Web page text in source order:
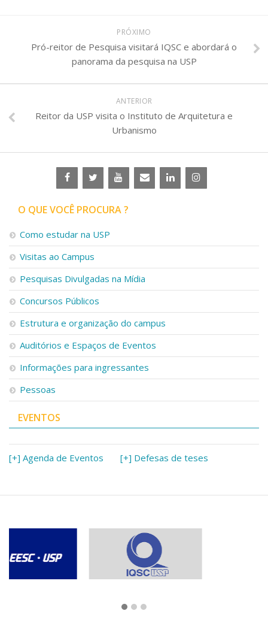
PRÓXIMO
Pró-reitor de Pesquisa visitará IQSC e abordará o
panorama da pesquisa na USP
ANTERIOR
Reitor da USP visita o Instituto de Arquitetura e
Urbanismo
O QUE VOCÊ PROCURA ?
Como estudar na USP
Visitas ao Campus
Pesquisas Divulgadas na Mídia
Concursos Públicos
Estrutura e organização do campus
Auditórios e Espaços de Eventos
Informações para ingressantes
Pessoas
EVENTOS
[+] Agenda de Eventos [+] Defesas de teses